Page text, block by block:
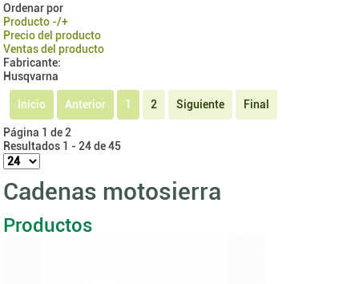
Ordenar por
Producto -/+
Precio del producto
Ventas del producto
Fabricante:
Husqvarna
Inicio Anterior 1 2 Siguiente Final
Página 1 de 2
Resultados 1 - 24 de 45
Cadenas motosierra
Productos